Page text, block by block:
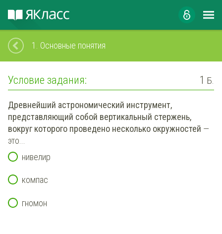
1. Основные понятия
Условие задания: 1 Б.
Древнейший астрономический инструмент,
представляющий собой вертикальный стержень,
вокруг которого проведено несколько окружностей —
это...
нивелир
компас
гномон